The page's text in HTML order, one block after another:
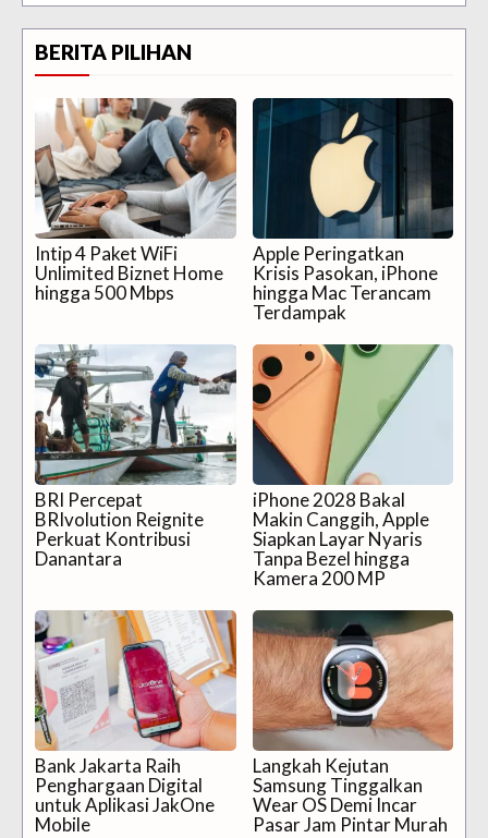
BERITA PILIHAN
Intip 4 Paket WiFi
Unlimited Biznet Home
hingga 500 Mbps
Apple Peringatkan
Krisis Pasokan, iPhone
hingga Mac Terancam
Terdampak
BRI Percepat
BRIvolution Reignite
Perkuat Kontribusi
Danantara
iPhone 2028 Bakal
Makin Canggih, Apple
Siapkan Layar Nyaris
Tanpa Bezel hingga
Kamera 200 MP
Bank Jakarta Raih
Penghargaan Digital
untuk Aplikasi JakOne
Mobile
Langkah Kejutan
Samsung Tinggalkan
Wear OS Demi Incar
Pasar Jam Pintar Murah